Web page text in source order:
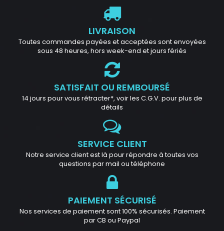
LIVRAISON
Toutes commandes payées et acceptées sont envoyées
sous 48 heures, hors week-end et jours fériés
SATISFAIT OU REMBOURSÉ
14 jours pour vous rétracter*, voir les C.G.V. pour plus de
détails
SERVICE CLIENT
Notre service client est là pour répondre à toutes vos
questions par mail ou téléphone
PAIEMENT SÉCURISÉ
Nos services de paiement sont 100% sécurisés. Paiement
par CB ou Paypal